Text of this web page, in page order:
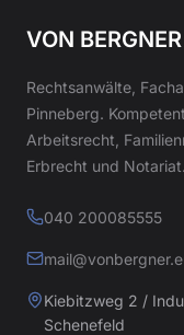
VON BERGNER
Rechtsanwälte,
Pinneberg.
Arbeitsrecht,
Erbrecht und Notariat.
040 200085555
Kiebitzweg 2 /
Schenefeld